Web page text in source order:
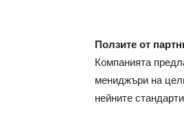
Ползите от
Компанията
мениджъри на
нейните